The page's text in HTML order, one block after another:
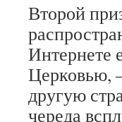
Второй
Интернете
Церковью,
другую
череда